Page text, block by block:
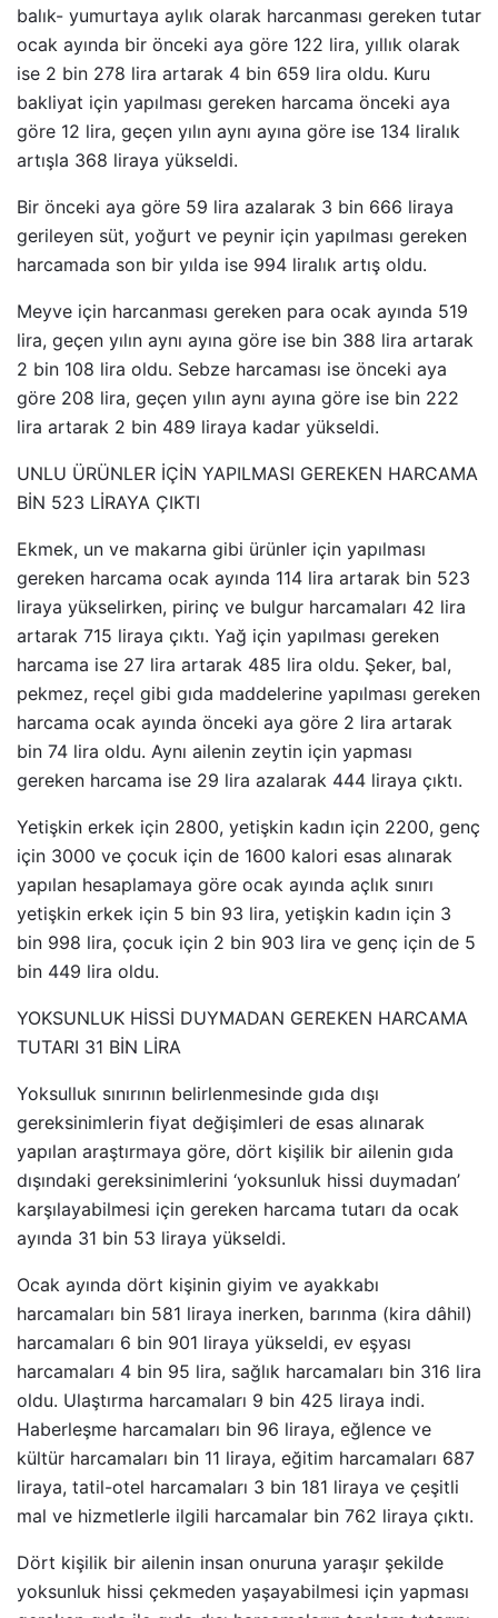
balık- yumurtaya aylık olarak harcanması gereken tutar
ocak ayında bir önceki aya göre 122 lira, yıllık olarak
ise 2 bin 278 lira artarak 4 bin 659 lira oldu. Kuru
bakliyat için yapılması gereken harcama önceki aya
göre 12 lira, geçen yılın aynı ayına göre ise 134 liralık
artışla 368 liraya yükseldi.
Bir önceki aya göre 59 lira azalarak 3 bin 666 liraya
gerileyen süt, yoğurt ve peynir için yapılması gereken
harcamada son bir yılda ise 994 liralık artış oldu.
Meyve için harcanması gereken para ocak ayında 519
lira, geçen yılın aynı ayına göre ise bin 388 lira artarak
2 bin 108 lira oldu. Sebze harcaması ise önceki aya
göre 208 lira, geçen yılın aynı ayına göre ise bin 222
lira artarak 2 bin 489 liraya kadar yükseldi.
UNLU ÜRÜNLER İÇİN YAPILMASI GEREKEN HARCAMA
BİN 523 LİRAYA ÇIKTI
Ekmek, un ve makarna gibi ürünler için yapılması
gereken harcama ocak ayında 114 lira artarak bin 523
liraya yükselirken, pirinç ve bulgur harcamaları 42 lira
artarak 715 liraya çıktı. Yağ için yapılması gereken
harcama ise 27 lira artarak 485 lira oldu. Şeker, bal,
pekmez, reçel gibi gıda maddelerine yapılması gereken
harcama ocak ayında önceki aya göre 2 lira artarak
bin 74 lira oldu. Aynı ailenin zeytin için yapması
gereken harcama ise 29 lira azalarak 444 liraya çıktı.
Yetişkin erkek için 2800, yetişkin kadın için 2200, genç
için 3000 ve çocuk için de 1600 kalori esas alınarak
yapılan hesaplamaya göre ocak ayında açlık sınırı
yetişkin erkek için 5 bin 93 lira, yetişkin kadın için 3
bin 998 lira, çocuk için 2 bin 903 lira ve genç için de 5
bin 449 lira oldu.
YOKSUNLUK HİSSİ DUYMADAN GEREKEN HARCAMA
TUTARI 31 BİN LİRA
Yoksulluk sınırının belirlenmesinde gıda dışı
gereksinimlerin fiyat değişimleri de esas alınarak
yapılan araştırmaya göre, dört kişilik bir ailenin gıda
dışındaki gereksinimlerini ‘yoksunluk hissi duymadan’
karşılayabilmesi için gereken harcama tutarı da ocak
ayında 31 bin 53 liraya yükseldi.
Ocak ayında dört kişinin giyim ve ayakkabı
harcamaları bin 581 liraya inerken, barınma (kira dâhil)
harcamaları 6 bin 901 liraya yükseldi, ev eşyası
harcamaları 4 bin 95 lira, sağlık harcamaları bin 316 lira
oldu. Ulaştırma harcamaları 9 bin 425 liraya indi.
Haberleşme harcamaları bin 96 liraya, eğlence ve
kültür harcamaları bin 11 liraya, eğitim harcamaları 687
liraya, tatil-otel harcamaları 3 bin 181 liraya ve çeşitli
mal ve hizmetlerle ilgili harcamalar bin 762 liraya çıktı.
Dört kişilik bir ailenin insan onuruna yaraşır şekilde
yoksunluk hissi çekmeden yaşayabilmesi için yapması